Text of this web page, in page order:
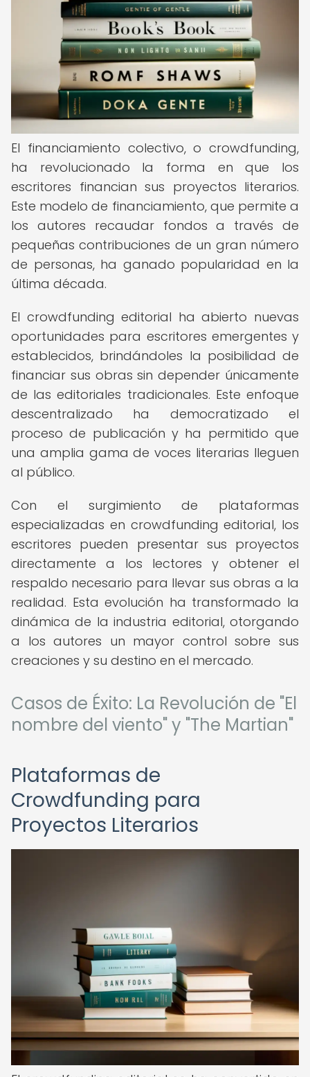
El financiamiento colectivo, o crowdfunding,
ha revolucionado la forma en que los
escritores financian sus proyectos literarios.
Este modelo de financiamiento, que permite a
los autores recaudar fondos a través de
pequeñas contribuciones de un gran número
de personas, ha ganado popularidad en la
última década.
El crowdfunding editorial ha abierto nuevas
oportunidades para escritores emergentes y
establecidos, brindándoles la posibilidad de
financiar sus obras sin depender únicamente
de las editoriales tradicionales. Este enfoque
descentralizado ha democratizado el
proceso de publicación y ha permitido que
una amplia gama de voces literarias lleguen
al público.
Con el surgimiento de plataformas
especializadas en crowdfunding editorial, los
escritores pueden presentar sus proyectos
directamente a los lectores y obtener el
respaldo necesario para llevar sus obras a la
realidad. Esta evolución ha transformado la
dinámica de la industria editorial, otorgando
a los autores un mayor control sobre sus
creaciones y su destino en el mercado.
Casos de Éxito: La Revolución de "El
nombre del viento" y "The Martian"
Plataformas de
Crowdfunding para
Proyectos Literarios